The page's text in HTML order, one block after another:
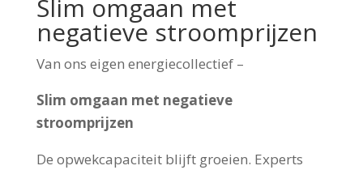
Slim omgaan met
negatieve stroomprijzen
Van ons eigen energiecollectief –
Slim omgaan met negatieve
stroomprijzen
De opwekcapaciteit blijft groeien. Experts